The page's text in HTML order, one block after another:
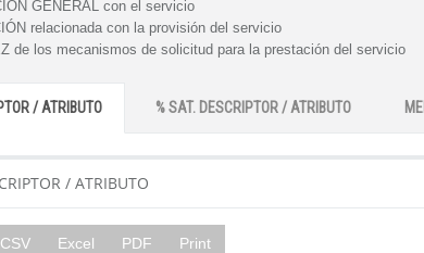
GENERAL con el servicio
relacionada con la provisión del servicio
de los mecanismos de solicitud para la prestación del servicio
/ ATRIBUTO % SAT. DESCRIPTOR / ATRIBUTO
/ ATRIBUTO
CSV Excel PDF Print